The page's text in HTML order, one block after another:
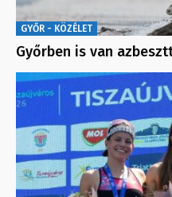
GYŐR - KÖZÉLET
Győrben is van